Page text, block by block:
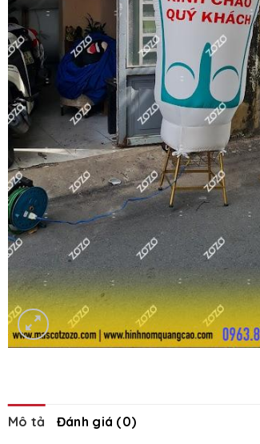
Mô tả Đánh giá (0)